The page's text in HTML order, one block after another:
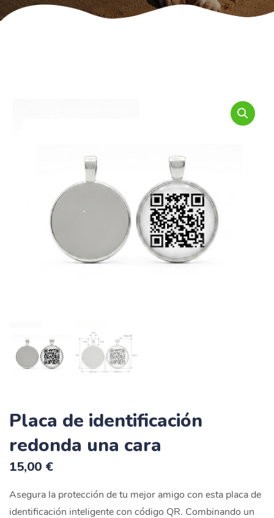
Placa de identificación
redonda una cara
15,00 €
Asegura la protección de tu mejor amigo con esta placa de
identificación inteligente con código QR. Combinando un